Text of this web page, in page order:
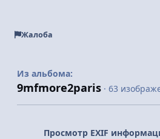
Жалоба
Из альбома:
9mfmore2paris · 63
Просмотр EXIF